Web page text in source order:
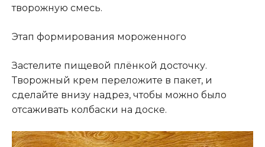
творожную смесь.
Этап формирования мороженного
Застелите пищевой плёнкой досточку.
Творожный крем переложите в пакет, и
сделайте внизу надрез, чтобы можно было
отсаживать колбаски на доске.